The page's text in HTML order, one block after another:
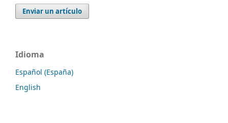
Enviar un artículo
Idioma
Español (España)
English